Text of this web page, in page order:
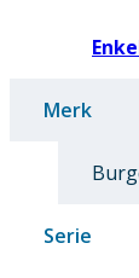
Merk
Serie